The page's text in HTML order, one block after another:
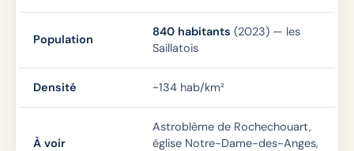
Population
840 habitants (2023) — les
Saillatois
Densité ~134 hab/km²
À voir
Astroblème de Rochechouart,
église Notre-Dame-des-Anges,